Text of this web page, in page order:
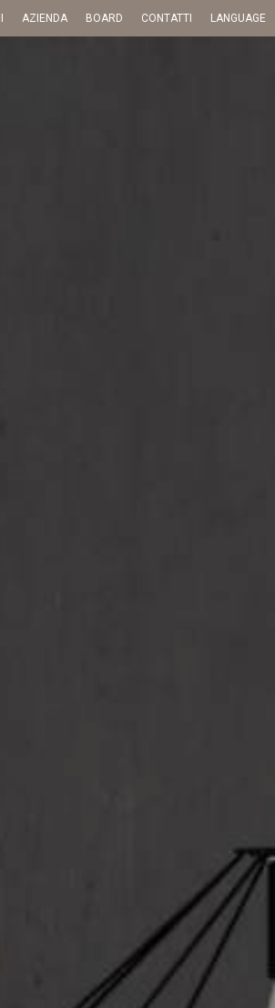
AZIENDA BOARD CONTATTI LANGUAGE